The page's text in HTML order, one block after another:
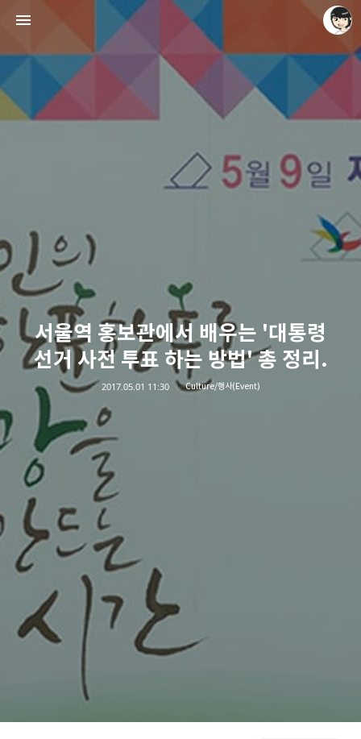
서울역 홍보관에서 배우는 '대통령
선거 사전 투표 하는 방법' 총 정리.
2017.05.01 11:30 Culture/행사(Event)
레이니아